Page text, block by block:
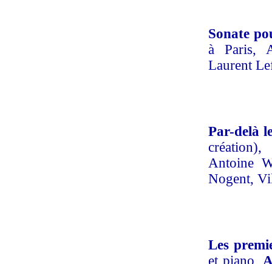
Sonate
à Paris,
Laurent
Par-delà
Antoine
Nogent,
Les
et piano,